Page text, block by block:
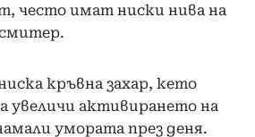
често имат ниски нива на
кръвна захар, кето
увеличи активирането на
умората през деня.